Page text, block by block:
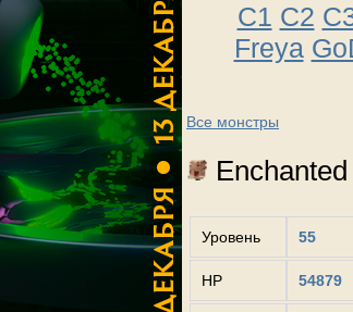
C1 C2
Freya
Все монстры
Уровень 55
HP 54879